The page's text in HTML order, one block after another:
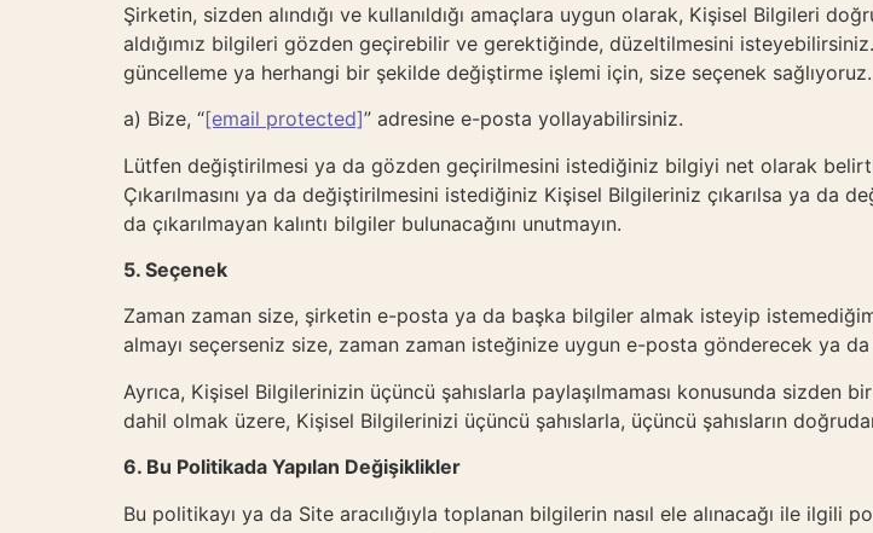
Şirketin, sizden alındığı ve kullanıldığı amaçlara uygun olarak, Kişisel Bilgileri
aldığımız bilgileri gözden geçirebilir ve gerektiğinde, düzeltilmesini
güncelleme ya herhangi bir şekilde değiştirme işlemi için, size seçenek sağlıyoruz.
a) Bize, “[email protected]” adresine e-posta yollayabilirsiniz.
Lütfen değiştirilmesi ya da gözden geçirilmesini istediğiniz bilgiyi net olarak
Çıkarılmasını ya da değiştirilmesini istediğiniz Kişisel Bilgileriniz çıkarılsa ya da
da çıkarılmayan kalıntı bilgiler bulunacağını unutmayın.
5. Seçenek
Zaman zaman size, şirketin e-posta ya da başka bilgiler almak isteyip
almayı seçerseniz size, zaman zaman isteğinize uygun e-posta gönderecek ya
Ayrıca, Kişisel Bilgilerinizin üçüncü şahıslarla paylaşılmaması konusunda sizden
dahil olmak üzere, Kişisel Bilgilerinizi üçüncü şahıslarla, üçüncü şahısların
6. Bu Politikada Yapılan Değişiklikler
Bu politikayı ya da Site aracılığıyla toplanan bilgilerin nasıl ele alınacağı ile